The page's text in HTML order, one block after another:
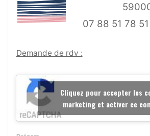
07 88 51 78 51
Demande de rdv :
Cliquez pour accepter les
marketing et activer ce